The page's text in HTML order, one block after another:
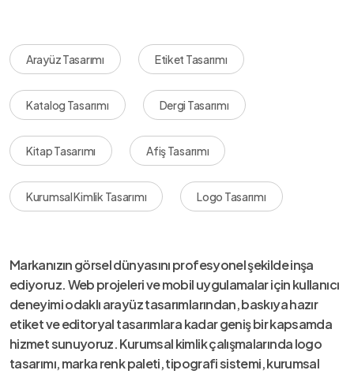
Arayüz Tasarımı Etiket Tasarımı
Katalog Tasarımı Dergi Tasarımı
Kitap Tasarımı Afiş Tasarımı
Kurumsal Kimlik Tasarımı Logo Tasarımı
Markanızın görsel dünyasını profesyonel şekilde inşa
ediyoruz. Web projeleri ve mobil uygulamalar için kullanıcı
deneyimi odaklı arayüz tasarımlarından, baskıya hazır
etiket ve editoryal tasarımlara kadar geniş bir kapsamda
hizmet sunuyoruz. Kurumsal kimlik çalışmalarında logo
tasarımı, marka renk paleti, tipografi sistemi, kurumsal